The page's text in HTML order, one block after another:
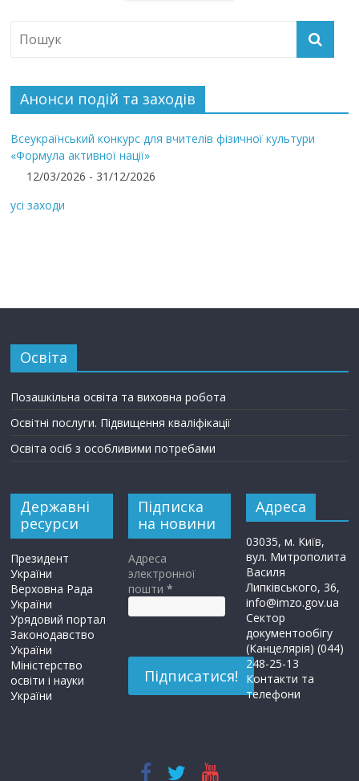
Анонси подій та заходів
Всеукраїнський конкурс для вчителів фізичної культури
«Формула активної нації»
12/03/2026 - 31/12/2026
усі заходи
Освіта
Позашкільна освіта та виховна робота
Освітні послуги. Підвищення кваліфікації
Освіта осіб з особливими потребами
Державні
ресурси
Президент
України
Верховна Рада
України
Урядовий портал
Законодавство
України
Міністерство
освіти і науки
України
Підписка
на новини
Адреса
электронної
пошти*
Адреса
03035, м. Київ,
вул. Митрополита
Василя
Липківського, 36,
info@imzo.gov.ua
Сектор
документообігу
(Канцелярія) (044)
248-25-13
Контакти та
телефони